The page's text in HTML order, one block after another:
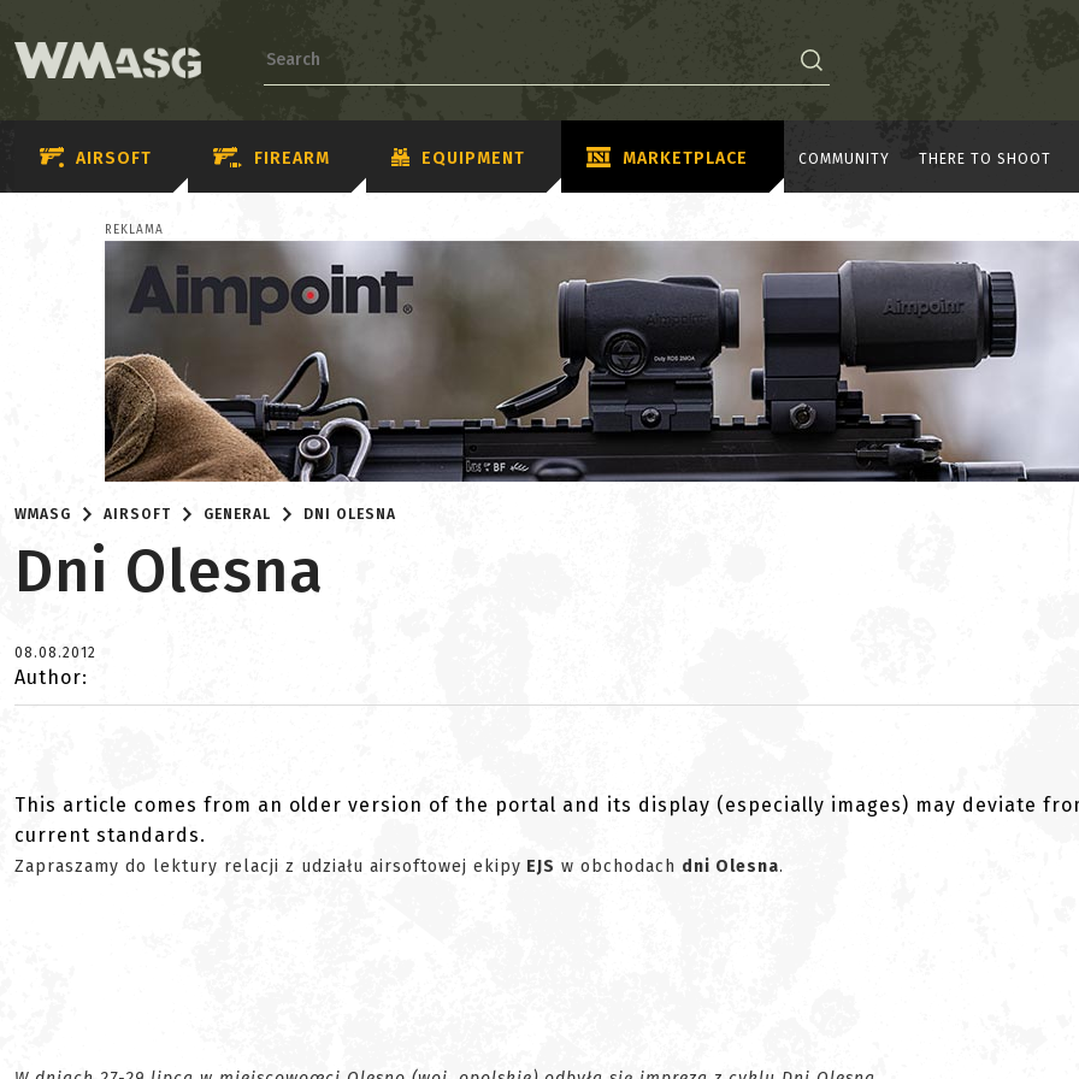
AIRSOFT FIREARM EQUIPMENT MARKETPLACE COMMUNITY THERE TO SHOOT
REKLAMA
WMASG AIRSOFT GENERAL DNI OLESNA
Dni Olesna
08.08.2012
Author:
This article comes from an older version of the portal and its display (especially images) may deviate
current standards.
Zapraszamy do lektury relacji z udziału airsoftowej ekipy EJS w obchodach dni Olesna.